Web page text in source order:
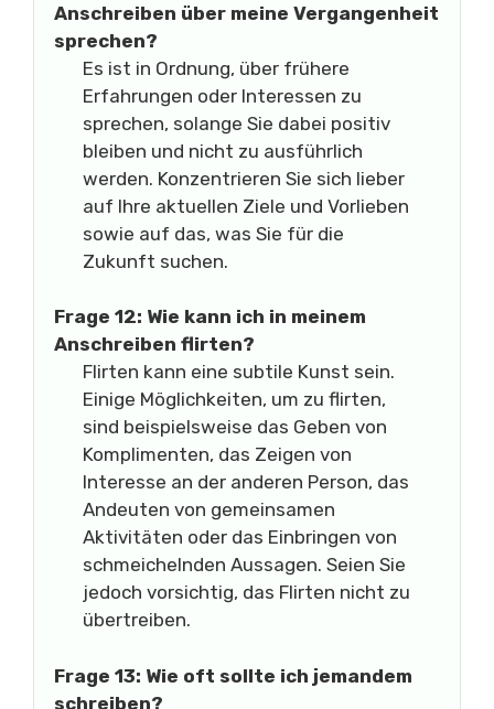
Anschreiben über meine Vergangenheit
sprechen?
Es ist in Ordnung, über frühere
Erfahrungen oder Interessen zu
sprechen, solange Sie dabei positiv
bleiben und nicht zu ausführlich
werden. Konzentrieren Sie sich lieber
auf Ihre aktuellen Ziele und Vorlieben
sowie auf das, was Sie für die
Zukunft suchen.
Frage 12: Wie kann ich in meinem
Anschreiben flirten?
Flirten kann eine subtile Kunst sein.
Einige Möglichkeiten, um zu flirten,
sind beispielsweise das Geben von
Komplimenten, das Zeigen von
Interesse an der anderen Person, das
Andeuten von gemeinsamen
Aktivitäten oder das Einbringen von
schmeichelnden Aussagen. Seien Sie
jedoch vorsichtig, das Flirten nicht zu
übertreiben.
Frage 13: Wie oft sollte ich jemandem
schreiben?